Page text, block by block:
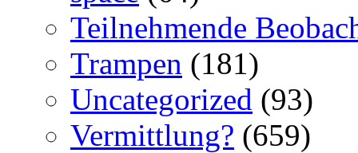
Teilnehmende
Trampen (181)
Uncategorized (93)
Vermittlung? (659)